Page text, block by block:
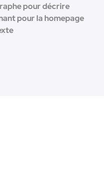
pour décrire
pour la homepage